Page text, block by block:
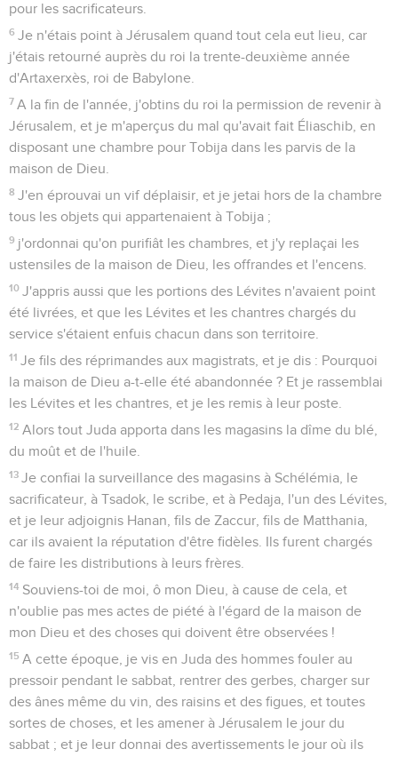
pour les sacrificateurs.
6 Je n'étais point à Jérusalem quand tout cela eut lieu, car
j'étais retourné auprès du roi la trente-deuxième année
d'Artaxerxès, roi de Babylone.
7 A la fin de l'année, j'obtins du roi la permission de revenir à
Jérusalem, et je m'aperçus du mal qu'avait fait Éliaschib, en
disposant une chambre pour Tobija dans les parvis de la
maison de Dieu.
8 J'en éprouvai un vif déplaisir, et je jetai hors de la chambre
tous les objets qui appartenaient à Tobija ;
9 j'ordonnai qu'on purifiât les chambres, et j'y replaçai les
ustensiles de la maison de Dieu, les offrandes et l'encens.
10 J'appris aussi que les portions des Lévites n'avaient point
été livrées, et que les Lévites et les chantres chargés du
service s'étaient enfuis chacun dans son territoire.
11 Je fils des réprimandes aux magistrats, et je dis : Pourquoi
la maison de Dieu a-t-elle été abandonnée ? Et je rassemblai
les Lévites et les chantres, et je les remis à leur poste.
12 Alors tout Juda apporta dans les magasins la dîme du blé,
du moût et de l'huile.
13 Je confiai la surveillance des magasins à Schélémia, le
sacrificateur, à Tsadok, le scribe, et à Pedaja, l'un des Lévites,
et je leur adjoignis Hanan, fils de Zaccur, fils de Matthania,
car ils avaient la réputation d'être fidèles. Ils furent chargés
de faire les distributions à leurs frères.
14 Souviens-toi de moi, ô mon Dieu, à cause de cela, et
n'oublie pas mes actes de piété à l'égard de la maison de
mon Dieu et des choses qui doivent être observées !
15 A cette époque, je vis en Juda des hommes fouler au
pressoir pendant le sabbat, rentrer des gerbes, charger sur
des ânes même du vin, des raisins et des figues, et toutes
sortes de choses, et les amener à Jérusalem le jour du
sabbat ; et je leur donnai des avertissements le jour où ils